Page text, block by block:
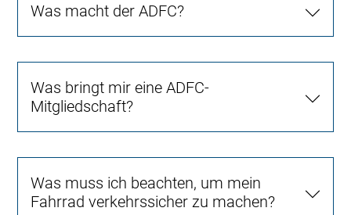
Was macht der ADFC?
Was bringt mir eine ADFC-
Mitgliedschaft?
Was muss ich beachten, um mein
Fahrrad verkehrssicher zu machen?